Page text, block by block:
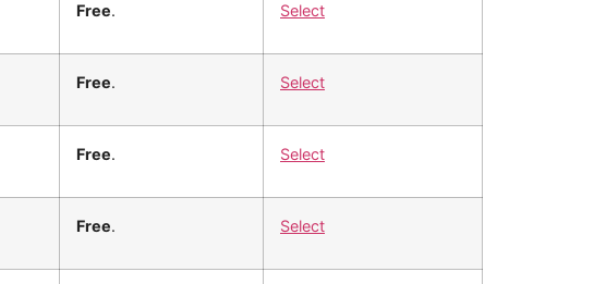
Free. Select
Free. Select
Free. Select
Free. Select